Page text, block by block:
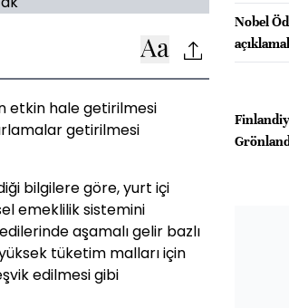
etkin hale getirilmesi
getirilmesi
bilgilere göre, yurt içi
emeklilik sistemini
aşamalı gelir bazlı
tüketim malları için
edilmesi gibi
Nobel